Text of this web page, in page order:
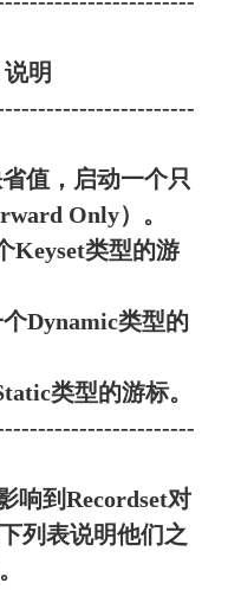
明
值，启动一个只
Only）。
Keyset类型的游
Dynamic类型的
类型的游标。
响到Recordset对
列表说明他们之